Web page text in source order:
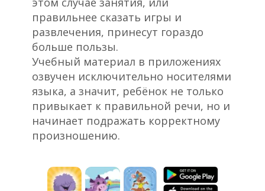
правильнее сказать игры и
развлечения, принесут гораздо
больше пользы.
Учебный материал в приложениях
озвучен исключительно носителями
языка, а значит, ребёнок не только
привыкает к правильной речи, но и
начинает подражать корректному
произношению.